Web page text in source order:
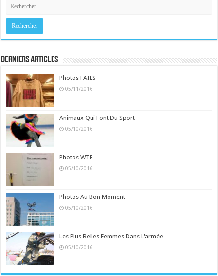
Derniers Articles
Photos FAILS
05/11/2016
Animaux Qui Font Du Sport
05/10/2016
Photos WTF
05/10/2016
Photos Au Bon Moment
05/10/2016
Les Plus Belles Femmes Dans L'armée
05/10/2016